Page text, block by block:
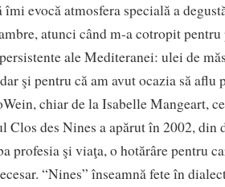
îmi evocă atmosfera specială a
atunci când m-a cotropit
ale Mediteranei: ulei de
şi pentru că am avut ocazia să aflu
chiar de la Isabelle Mangeart,
Clos des Nines a apărut în 2002, din
profesia şi viaţa, o hotărâre pentru
“Nines” înseamnă fete în